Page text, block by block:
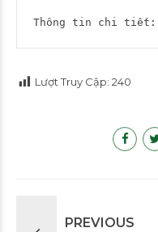
Thông tin chi tiết:
Lượt Truy Cập: 240
PREVIOUS